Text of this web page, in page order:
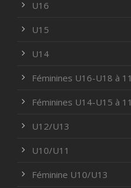
U16
U15
U14
Féminines U16-U18 à 11
Féminines U14-U15 à 11
U12/U13
U10/U11
Féminine U10/U13